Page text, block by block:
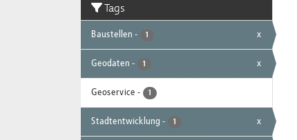
Tags
Baustellen - 1 x
Geodaten - 1 x
Geoservice - 1
Stadtentwicklung - 1 x